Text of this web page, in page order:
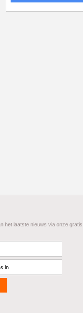
het laatste nieuws via onze gratis